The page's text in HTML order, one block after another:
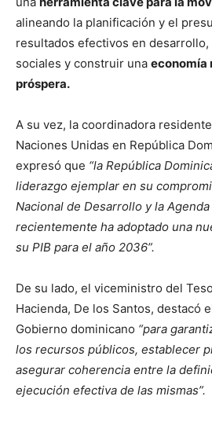
alineando la planificación y el
resultados efectivos en
sociales y construir una economía
próspera.
A su vez, la coordinadora
Naciones Unidas en República
expresó que “la República
liderazgo ejemplar en su
Nacional de Desarrollo y la
recientemente ha adoptado una
su PIB para el año 2036”.
De su lado, el viceministro del
Hacienda, De los Santos, destacó
Gobierno dominicano “para
los recursos públicos, establecer
asegurar coherencia entre la
ejecución efectiva de las mismas”.